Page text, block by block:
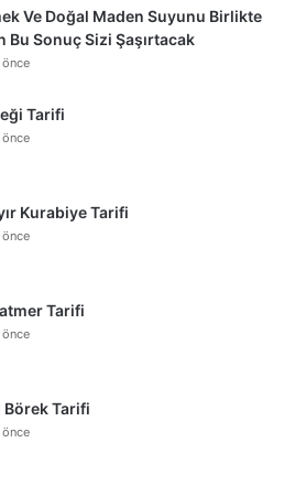
Ve Doğal Maden Suyunu Birlikte
Bu Sonuç Sizi Şaşırtacak
Tarifi
Kurabiye Tarifi
Tarifi
Börek Tarifi